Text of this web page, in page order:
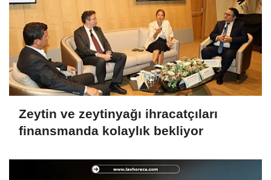
Zeytin ve zeytinyağı ihracatçıları
finansmanda kolaylık bekliyor